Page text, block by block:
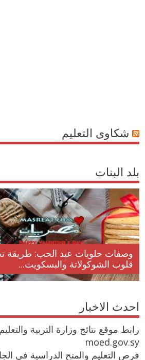
شكاوى التعليم
بلد البنات
وصفات حلويات عيد الحب: طريقة
قلوب الشوكولاتة والبسكويت...
احدث الاخبار
رابط موقع نتائج وزارة التربية
moed.gov.sy
فرص التعليم والمنح الدراسية في